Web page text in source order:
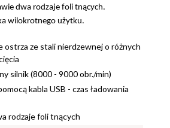
dwa rodzaje foli tnących.
wilokrotnego użytku.
ostrza ze stali nierdzewnej o różnych
silnik (8000 - 9000 obr./min)
kabla USB - czas ładowania
rodzaje foli tnących